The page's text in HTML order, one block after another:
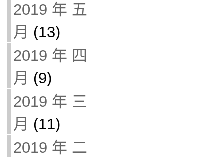
2019 年 五
月 (13)
2019 年 四
月 (9)
2019 年 三
月 (11)
2019 年 二